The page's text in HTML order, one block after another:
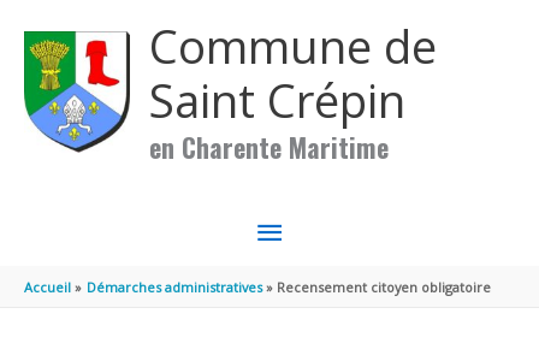
Commune de
Saint Crépin
en Charente Maritime
MENU
PRINCIPAL
Accueil Démarches administratives Recensement citoyen obligatoire